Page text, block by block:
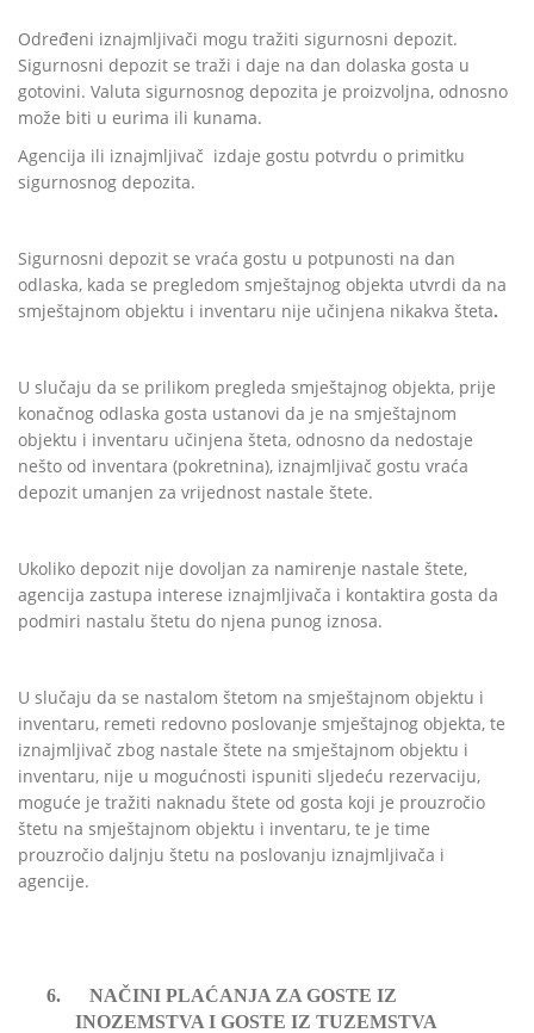
Određeni iznajmljivači mogu tražiti sigurnosni depozit.
Sigurnosni depozit se traži i daje na dan dolaska gosta u
gotovini. Valuta sigurnosnog depozita je proizvoljna, odnosno
može biti u eurima ili kunama.
Agencija ili iznajmljivač izdaje gostu potvrdu o primitku
sigurnosnog depozita.
Sigurnosni depozit se vraća gostu u potpunosti na dan
odlaska, kada se pregledom smještajnog objekta utvrdi da na
smještajnom objektu i inventaru nije učinjena nikakva šteta.
U slučaju da se prilikom pregleda smještajnog objekta, prije
konačnog odlaska gosta ustanovi da je na smještajnom
objektu i inventaru učinjena šteta, odnosno da nedostaje
nešto od inventara (pokretnina), iznajmljivač gostu vraća
depozit umanjen za vrijednost nastale štete.
Ukoliko depozit nije dovoljan za namirenje nastale štete,
agencija zastupa interese iznajmljivača i kontaktira gosta da
podmiri nastalu štetu do njena punog iznosa.
U slučaju da se nastalom štetom na smještajnom objektu i
inventaru, remeti redovno poslovanje smještajnog objekta, te
iznajmljivač zbog nastale štete na smještajnom objektu i
inventaru, nije u mogućnosti ispuniti sljedeću rezervaciju,
moguće je tražiti naknadu štete od gosta koji je prouzročio
štetu na smještajnom objektu i inventaru, te je time
prouzročio daljnju štetu na poslovanju iznajmljivača i
agencije.
6.
NAČINI PLAĆANJA ZA GOSTE IZ
INOZEMSTVA I GOSTE IZ TUZEMSTVA